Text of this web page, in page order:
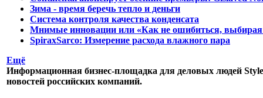
Зима - время беречь тепло и деньги
Система контроля качества конденсата
Мнимые инновации или «Как не ошибиться, выбирая
SpiraxSarco: Измерение расхода влажного пара
Ещё
Информационная бизнес-площадка для деловых людей
новостей российских компаний.